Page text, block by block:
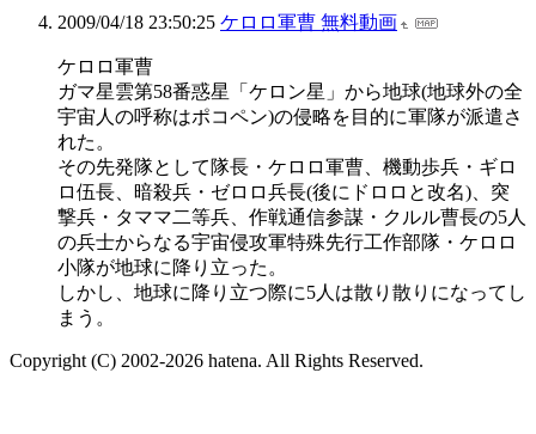
2009/04/18 23:50:25 ケロロ軍曹 無料動画
ケロロ軍曹
ガマ星雲第58番惑星「ケロン星」から地球(地球外の全
宇宙人の呼称はポコペン)の侵略を目的に軍隊が派遣さ
れた。
その先発隊として隊長・ケロロ軍曹、機動歩兵・ギロ
ロ伍長、暗殺兵・ゼロロ兵長(後にドロロと改名)、突
撃兵・タママ二等兵、作戦通信参謀・クルル曹長の5人
の兵士からなる宇宙侵攻軍特殊先行工作部隊・ケロロ
小隊が地球に降り立った。
しかし、地球に降り立つ際に5人は散り散りになってし
まう。
Copyright (C) 2002-2026 hatena. All Rights Reserved.